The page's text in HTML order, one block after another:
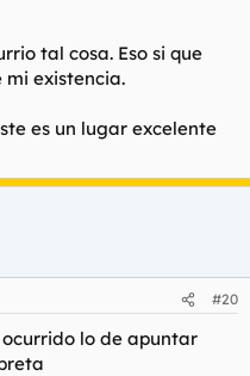
tal cosa. Eso si que
mi existencia.
es un lugar excelente
#20
ocurrido lo de apuntar